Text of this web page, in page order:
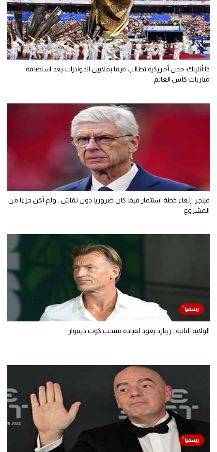
ذا أثليتك: مدن أمريكية تطالب فيفا بملايين الدولارات بعد استضافة
مباريات كأس العالم
فينجر: إلغاء خطة استثمار فيفا كان ضروريا دون نقاش.. ولم أكن جزءا من
المشروع
الولاية الثانية.. رينارد يعود لقيادة منتخب كوت ديفوار